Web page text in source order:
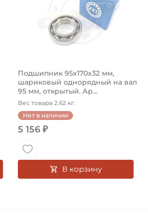
Подшипник 95х170х32 мм,
шариковый однорядный на вал
95 мм, открытый. Ар...
Вес товара 2.62 кг.
Нет в наличии
5 156 ₽
В корзину